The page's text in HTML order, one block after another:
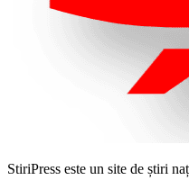
StiriPress este un site de știri